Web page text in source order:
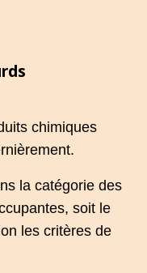
chimiques
la catégorie des
soit le
les critères de